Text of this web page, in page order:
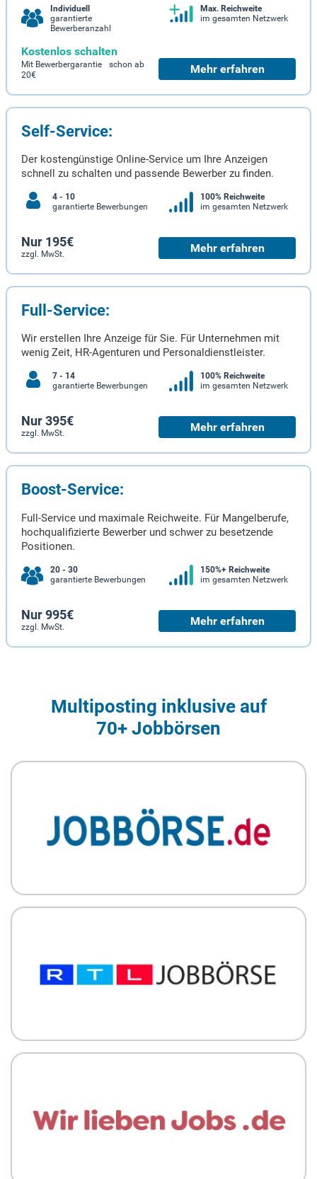
Individuell
garantierte
Bewerberanzahl
Max. Reichweite
im gesamten Netzwerk
Kostenlos schalten
Mit Bewerbergarantie schon ab
20€
Mehr erfahren
Self-Service:
Der kostengünstige Online-Service um Ihre Anzeigen
schnell zu schalten und passende Bewerber zu finden.
4 - 10
garantierte Bewerbungen
100% Reichweite
im gesamten Netzwerk
Nur 195€
zzgl. MwSt. Mehr erfahren
Full-Service:
Wir erstellen Ihre Anzeige für Sie. Für Unternehmen mit
wenig Zeit, HR-Agenturen und Personaldienstleister.
7 - 14
garantierte Bewerbungen
100% Reichweite
im gesamten Netzwerk
Nur 395€
zzgl. MwSt. Mehr erfahren
Boost-Service:
Full-Service und maximale Reichweite. Für Mangelberufe,
hochqualifizierte Bewerber und schwer zu besetzende
Positionen.
20 - 30
garantierte Bewerbungen
150%+ Reichweite
im gesamten Netzwerk
Nur 995€
zzgl. MwSt. Mehr erfahren
Multiposting inklusive auf
70+ Jobbörsen